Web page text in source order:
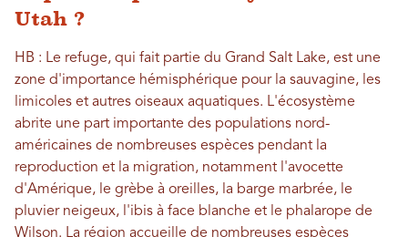
Utah ?
HB : Le refuge, qui fait partie du Grand Salt Lake, est une
zone d'importance hémisphérique pour la sauvagine, les
limicoles et autres oiseaux aquatiques. L'écosystème
abrite une part importante des populations nord-
américaines de nombreuses espèces pendant la
reproduction et la migration, notamment l'avocette
d'Amérique, le grèbe à oreilles, la barge marbrée, le
pluvier neigeux, l'ibis à face blanche et le phalarope de
Wilson. La région accueille de nombreuses espèces